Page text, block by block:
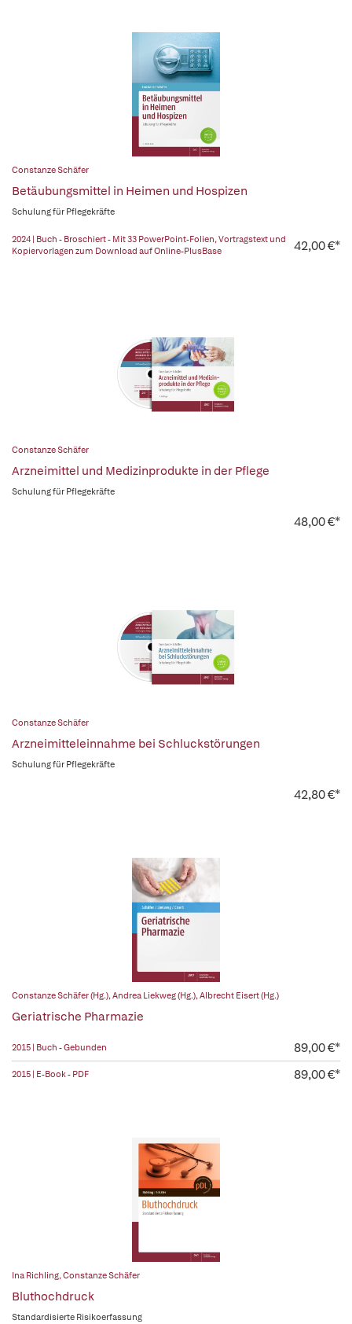
Constanze Schäfer
Betäubungsmittel in Heimen und Hospizen
Schulung für Pflegekräfte
2024 | Buch - Broschiert - Mit 33 PowerPoint-Folien, Vortragstext und
Kopiervorlagen zum Download auf Online-PlusBase
42,00 €*
Constanze Schäfer
Arzneimittel und Medizinprodukte in der Pflege
Schulung für Pflegekräfte
48,00 €*
Constanze Schäfer
Arzneimitteleinnahme bei Schluckstörungen
Schulung für Pflegekräfte
42,80 €*
Constanze Schäfer (Hg.),Andrea Liekweg (Hg.),Albrecht Eisert (Hg.)
Geriatrische Pharmazie
2015 | Buch - Gebunden 89,00 €*
2015 | E-Book - PDF 89,00 €*
Ina Richling,Constanze Schäfer
Bluthochdruck
Standardisierte Risikoerfassung